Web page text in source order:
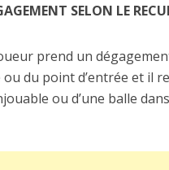
SELON LE
prend un
du point d’entrée et il
ou d’une balle